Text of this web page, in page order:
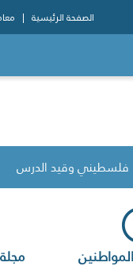
الصفحة الرئيسية
فلسطيني وقيد الدرس